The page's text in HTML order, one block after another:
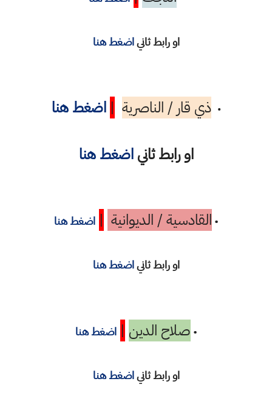
او رابط ثانياضغط هنا
• ذي قار / الناصرية | اضغط هنا
او رابط ثانياضغط هنا
• القادسية / الديوانية | اضغط هنا
او رابط ثانياضغط هنا
• صلاح الدين | اضغط هنا
او رابط ثانياضغط هنا